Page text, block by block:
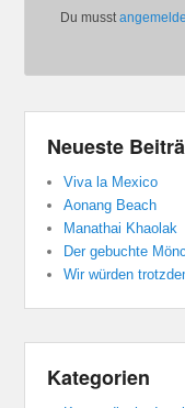
Du musst
Neueste
Viva la Mexico
Aonang Beach
Manathai Khaolak
Der gebuchte
Wir würden
Kategorien